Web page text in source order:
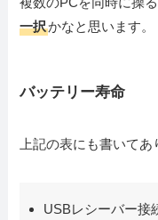
一択かなと思います。
バッテリー寿命
上記の表にも書いてあ
USBレシーバー接